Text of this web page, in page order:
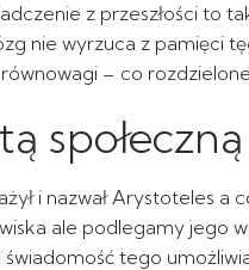
z przeszłości to
nie wyrzuca z pamięci
– co
społeczną
i nazwał Arystoteles a
ale podlegamy jego
tego